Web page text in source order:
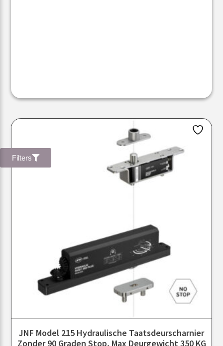
Filters
JNF Model 215 Hydraulische Taatsdeurscharnier
Zonder 90 Graden Stop, Max Deurgewicht 350 KG